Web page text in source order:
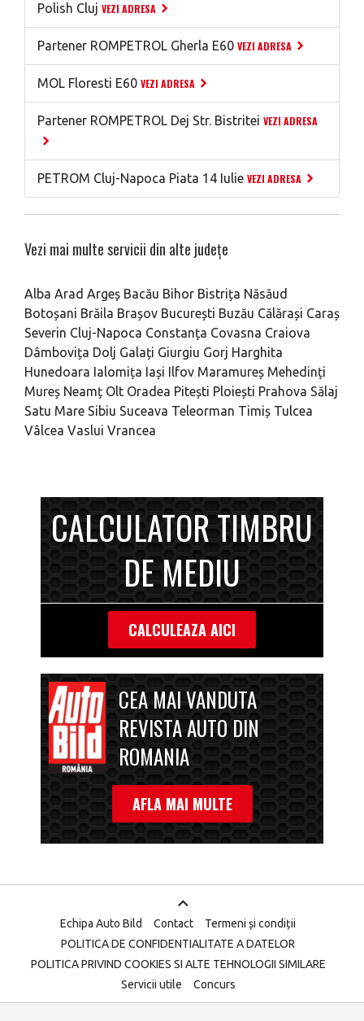
Polish Cluj VEZI ADRESA
Partener ROMPETROL Gherla E60 VEZI ADRESA
MOL Floresti E60 VEZI ADRESA
Partener ROMPETROL Dej Str. Bistritei VEZI ADRESA
PETROM Cluj-Napoca Piata 14 Iulie VEZI ADRESA
Vezi mai multe servicii din alte județe
Alba Arad Argeș Bacău Bihor Bistrița Năsăud
Botoșani Brăila Brașov București Buzău Călărași Caraș
Severin Cluj-Napoca Constanța Covasna Craiova
Dâmbovița Dolj Galați Giurgiu Gorj Harghita
Hunedoara Ialomița Iași Ilfov Maramureș Mehedinți
Mureș Neamț Olt Oradea Pitești Ploiești Prahova Sălaj
Satu Mare Sibiu Suceava Teleorman Timiș Tulcea
Vâlcea Vaslui Vrancea
CALCULATOR TIMBRU
DE MEDIU
CALCULEAZA AICI
CEA MAI VANDUTA
REVISTA AUTO DIN
ROMANIA
AFLA MAI MULTE
Echipa Auto Bild Contact
Termeni și condiții
POLITICA DE CONFIDENTIALITATE A DATELOR
POLITICA PRIVIND COOKIES SI ALTE TEHNOLOGII SIMILARE
Servicii utile
Concurs